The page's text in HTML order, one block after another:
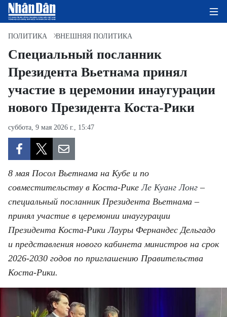
ГЛАВНАЯ СТРАНИЦА
ПОЛИТИКА
КУЛЬТУРА
ДОБРО ПОЖАЛОВАТЬ ВО
ВЬЕТНАМ
ВСТРЕЧИ - ДИАЛОГИ
ПОЛИТИКА ВНЕШНЯЯ ПОЛИТИКА
Специальный посланник
Президента Вьетнама принял
участие в церемонии инаугурации
нового Президента Коста-Рики
суббота, 9 мая 2026 г., 15:47
8 мая Посол Вьетнама на Кубе и по
совместительству в Коста-РикеЛе Куанг Лонг –
специальный посланник Президента Вьетнама –
принял участие в церемонии инаугурации
Президента Коста-Рики Лауры Фернандес Дельгадо
и представления нового кабинета министров на срок
2026-2030 годов по приглашению Правительства
Коста-Рики.